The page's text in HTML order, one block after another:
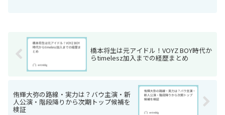
橋本将生は元アイドル！VOYZ BOY時代か
らtimelesz加入までの経歴まとめ
侑輝大弥の路線・実力は？バウ主演・新
人公演・階段降りから次期トップ候補を
検証